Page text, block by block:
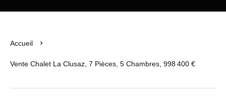
Accueil
Vente Chalet La Clusaz, 7 Pièces, 5 Chambres, 998 400 €